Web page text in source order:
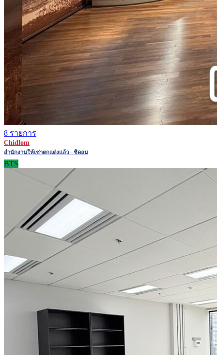
8 รายการ
Chidlom
สำนักงานให้เช่าตกแต่งแล้ว - ชิดลม
BTS